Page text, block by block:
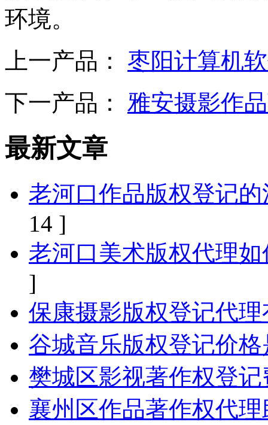
环境。
上一产品： 枣阳计算机
下一产品： 雅安摄影作
最新文章
老河口作品版权登记
14 ]
老河口美术版权代理
]
保康摄影版权登记代
谷城音乐版权登记价
樊城区影视著作权登
襄州区作品著作权代